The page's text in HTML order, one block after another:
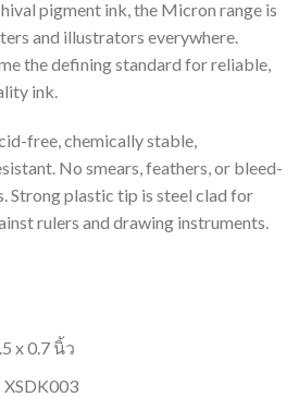
pigment ink, the Micron range is
and illustrators everywhere.
the defining standard for reliable,
ink.
free, chemically stable,
No smears, feathers, or bleed-
Strong plastic tip is steel clad for
rulers and drawing instruments.
x 0.7 นิ้ว
XSDK003